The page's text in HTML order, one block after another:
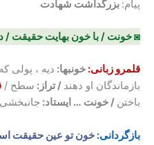
پیام: بزرگداشت شهادت
◙ خونت / با خون بهایت حقیقت /
قلمرو زبانی: خونبها: دیه ، پولی
بازماندگان او دهند /تراز: سطح /
باختن / خونت … ایستاد: جانبخشی
بازگردانی: خون تو عین حقیقت